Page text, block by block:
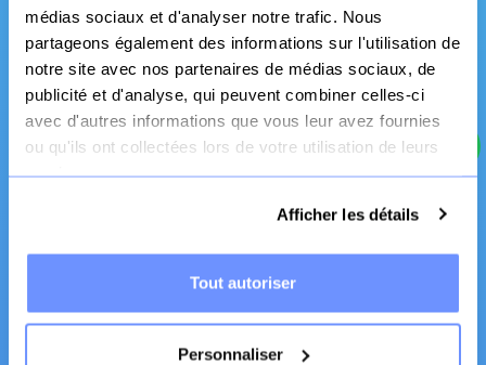
médias sociaux et d'analyser notre trafic. Nous
partageons également des informations sur l'utilisation de
notre site avec nos partenaires de médias sociaux, de
publicité et d'analyse, qui peuvent combiner celles-ci
avec d'autres informations que vous leur avez fournies
ou qu'ils ont collectées lors de votre utilisation de leurs
services.
Afficher les détails
Tout autoriser
Personnaliser
Fabrication Française